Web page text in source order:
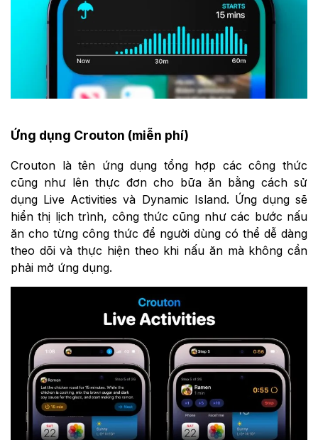
Ứng dụng Crouton (miễn phí)
Crouton là tên ứng dụng tổng hợp các công thức
cũng như lên thực đơn cho bữa ăn bằng cách sử
dụng Live Activities và Dynamic Island‌. Ứng dụng sẽ
hiển thị lịch trình, công thức cũng như các bước nấu
ăn cho từng công thức để người dùng có thể dễ dàng
theo dõi và thực hiện theo khi nấu ăn mà không cần
phải mở ứng dụng.